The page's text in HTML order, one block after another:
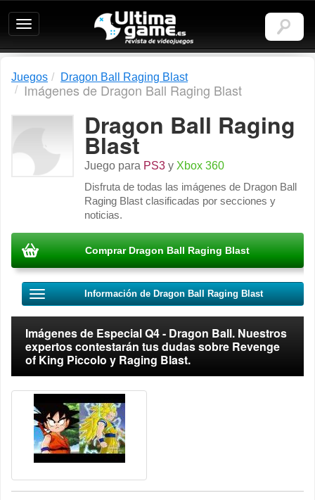
Ultimagame:
Revista
de
Juegos Dragon Ball Raging Blast
Imágenes de Dragon Ball Raging Blast
Dragon Ball Raging
Blast
Juego para PS3 y Xbox 360
Disfruta de todas las imágenes de Dragon Ball
Raging Blast clasificadas por secciones y
noticias.
Comprar Dragon Ball Raging Blast
Información de Dragon Ball Raging Blast
Imágenes de Especial Q4 - Dragon Ball. Nuestros
expertos contestarán tus dudas sobre Revenge
of King Piccolo y Raging Blast.